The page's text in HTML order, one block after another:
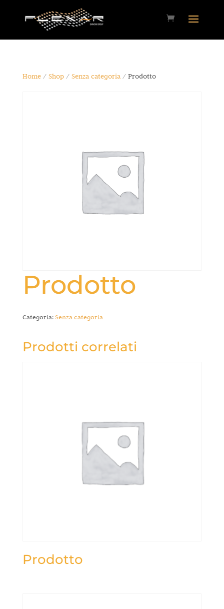
Home/ Shop/ Senza categoria/ Prodotto
Prodotto
Categoria:Senza categoria
Prodotti correlati
Prodotto